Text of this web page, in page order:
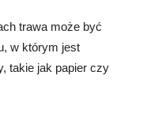
trawa może być
w którym jest
takie jak papier czy